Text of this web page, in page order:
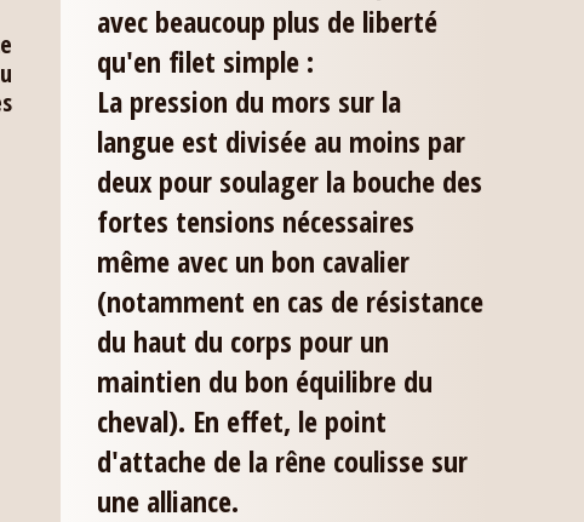
avec beaucoup plus de liberté
qu'en filet simple :
La pression du mors sur la
langue est divisée au moins par
deux pour soulager la bouche des
fortes tensions nécessaires
même avec un bon cavalier
(notamment en cas de résistance
du haut du corps pour un
maintien du bon équilibre du
cheval). En effet, le point
d'attache de la rêne coulisse sur
une alliance.